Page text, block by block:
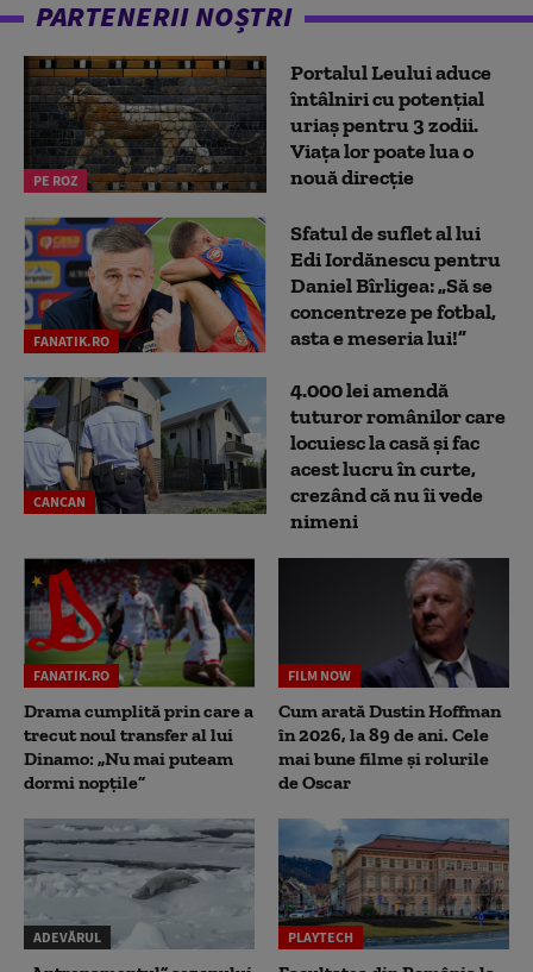
PARTENERII NOȘTRI
PE ROZ
Portalul Leului aduce
întâlniri cu potențial
uriaș pentru 3 zodii.
Viața lor poate lua o
nouă direcție
FANATIK.RO
Sfatul de suflet al lui
Edi Iordănescu pentru
Daniel Bîrligea: „Să se
concentreze pe fotbal,
asta e meseria lui!”
CANCAN
4.000 lei amendă
tuturor românilor care
locuiesc la casă și fac
acest lucru în curte,
crezând că nu îi vede
nimeni
FANATIK.RO
Drama cumplită prin care a
trecut noul transfer al lui
Dinamo: „Nu mai puteam
dormi nopțile”
FILM NOW
Cum arată Dustin Hoffman
în 2026, la 89 de ani. Cele
mai bune filme și rolurile
de Oscar
ADEVĂRUL PLAYTECH